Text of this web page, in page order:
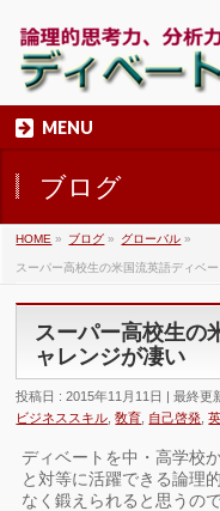
MENU
ブログ
HOME » ブログ » グローバル »
スーパー高校生の米国流英語ディベ
スーパー高校生の
ャレンジが凄い
投稿日 : 2015年11月11日 最終更
ビジネススキル ,敎育 自己啓発 ,
ディベートを中・高学校
と対等に活躍できる論理
なく鍛えられると思うの